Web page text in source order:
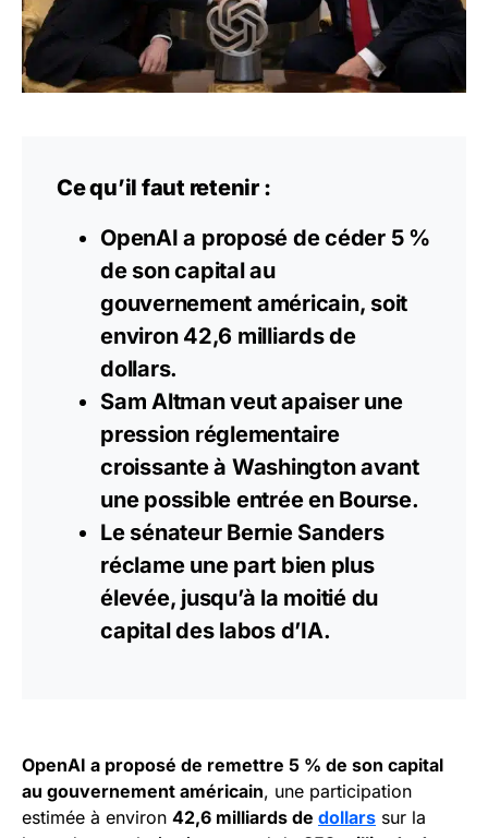
Ce qu’il faut retenir :
OpenAI a proposé de céder 5 %
de son capital au
gouvernement américain, soit
environ 42,6 milliards de
dollars.
Sam Altman veut apaiser une
pression réglementaire
croissante à Washington avant
une possible entrée en Bourse.
Le sénateur Bernie Sanders
réclame une part bien plus
élevée, jusqu’à la moitié du
capital des labos d’IA.
OpenAI a proposé de remettre 5 % de son capital
au gouvernement américain, une participation
estimée à environ 42,6 milliards de dollars sur la